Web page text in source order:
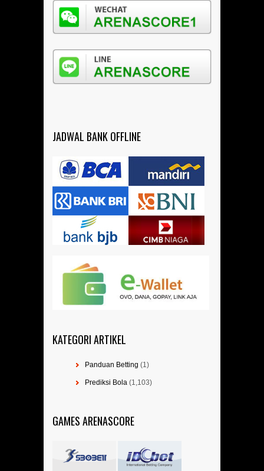
JADWAL BANK OFFLINE
KATEGORI ARTIKEL
Panduan Betting (1)
Prediksi Bola (1,103)
GAMES ARENASCORE